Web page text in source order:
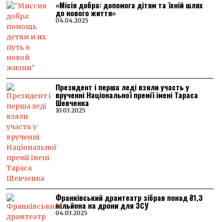
«Місія добра: допомога дітям та їхній шлях
до нового життя»
04.04.2025
Президент і перша леді взяли участь у
врученні Національної премії імені Тараса
Шевченка
10.03.2025
Франківський драмтеатр зібрав понад ₴1,3
мільйона на дрони для ЗСУ
04.03.2025